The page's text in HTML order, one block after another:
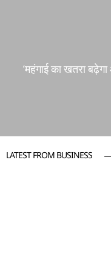
‘महंगाई का खतरा
LATEST FROM BUSINESS